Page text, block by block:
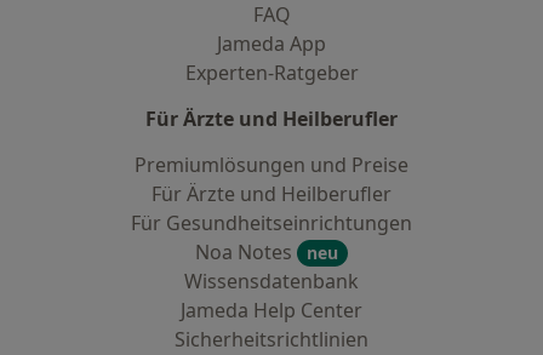
FAQ
Jameda App
Experten-Ratgeber
Für Ärzte und Heilberufler
Premiumlösungen und Preise
Für Ärzte und Heilberufler
Für Gesundheitseinrichtungen
Noa Notes
neu
Wissensdatenbank
Jameda Help Center
Sicherheitsrichtlinien